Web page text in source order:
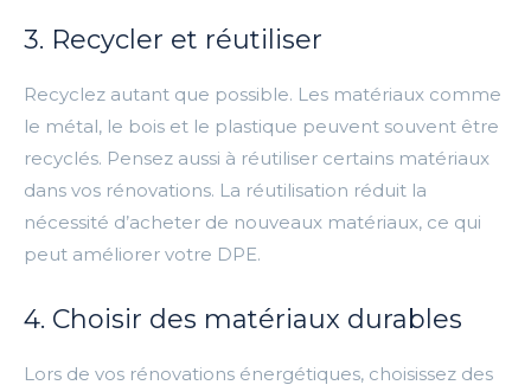
3. Recycler et réutiliser
Recyclez autant que possible. Les matériaux comme
le métal, le bois et le plastique peuvent souvent être
recyclés. Pensez aussi à réutiliser certains matériaux
dans vos rénovations. La réutilisation réduit la
nécessité d’acheter de nouveaux matériaux, ce qui
peut améliorer votre DPE.
4. Choisir des matériaux durables
Lors de vos rénovations énergétiques, choisissez des